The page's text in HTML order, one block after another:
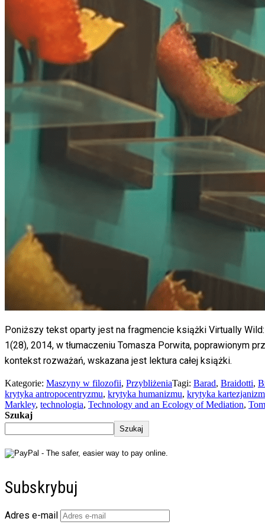
Poniższy tekst oparty jest na fragmencie książki Virtually
1(28), 2014, w tłumaczeniu Tomasza Porwita, poprawionym
kontekst rozważań, wskazana jest lektura całej książki.
Kategorie: Maszyny w filozofii, PrzybliżeniaTagi: Barad, Braidotti,
krytyka antropocentryzmu, krytyka humanizmu, krytyka
Markley, technologia, Technology and an Ecology of Mediation,
Szukaj
Szukaj
Subskrybuj
Adres e-mail